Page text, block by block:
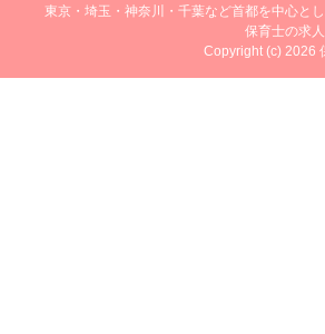
東京・埼玉・神奈川・千葉など首都を中心と
保育士の求
Copyright (c) 2026